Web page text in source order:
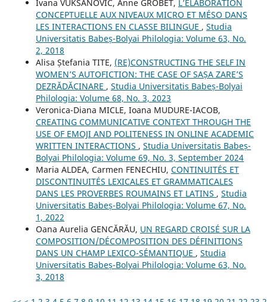
Ivana VUKSANOVIĆ, Anne GROBET, L’ÉLABORATION
CONCEPTUELLE AUX NIVEAUX MICRO ET MÉSO DANS
LES INTERACTIONS EN CLASSE BILINGUE , Studia
Universitatis Babeș-Bolyai Philologia: Volume 63, No.
2, 2018
Alisa Ștefania TITE, (RE)CONSTRUCTING THE SELF IN
WOMEN’S AUTOFICTION: THE CASE OF SAȘA ZARE’S
DEZRĂDĂCINARE , Studia Universitatis Babeș-Bolyai
Philologia: Volume 68, No. 3, 2023
Veronica-Diana MICLE, Ioana MUDURE-IACOB,
CREATING COMMUNICATIVE CONTEXT THROUGH THE
USE OF EMOJI AND POLITENESS IN ONLINE ACADEMIC
WRITTEN INTERACTIONS , Studia Universitatis Babeș-
Bolyai Philologia: Volume 69, No. 3, September 2024
Maria ALDEA, Carmen FENECHIU, CONTINUITÉS ET
DISCONTINUITÉS LEXICALES ET GRAMMATICALES
DANS LES PROVERBES ROUMAINS ET LATINS , Studia
Universitatis Babeș-Bolyai Philologia: Volume 67, No.
1, 2022
Oana Aurelia GENCĂRĂU, UN REGARD CROISÉ SUR LA
COMPOSITION/DÉCOMPOSITION DES DÉFINITIONS
DANS UN CHAMP LEXICO-SÉMANTIQUE , Studia
Universitatis Babeș-Bolyai Philologia: Volume 63, No.
3, 2018